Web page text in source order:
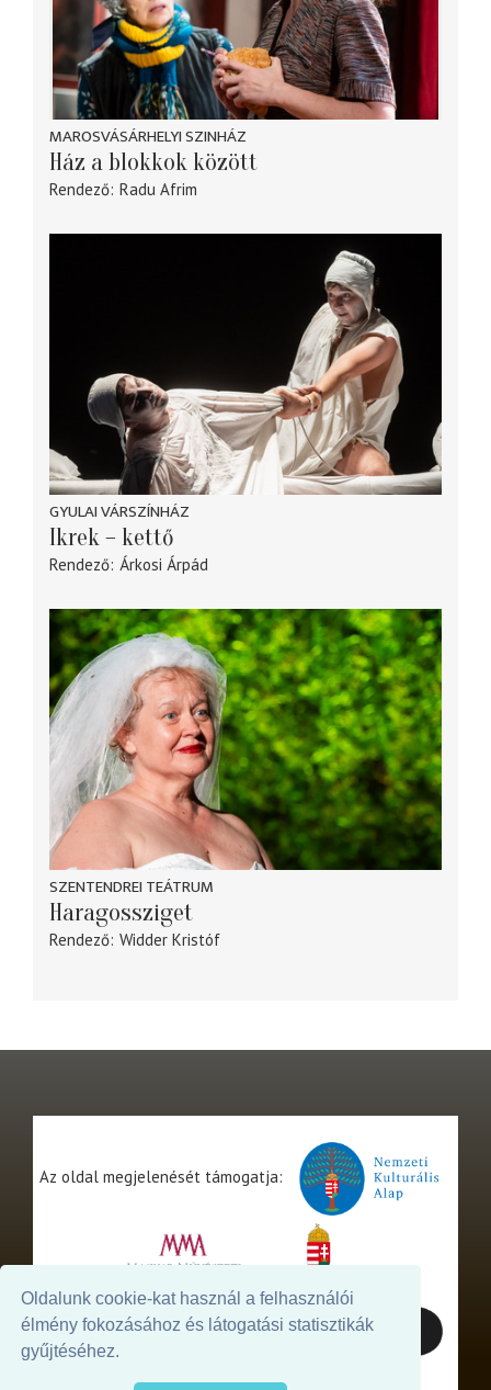
Oldalunk cookie-kat használ a felhasználói
élmény fokozásához és látogatási statisztikák
gyűjtéséhez.
MAROSVÁSÁRHELYI SZINHÁZ
Ház a blokkok között
Rendező Radu Afrim
GYULAI VÁRSZÍNHÁZ
Ikrek – kettő
Rendező Árkosi Árpád
SZENTENDREI TEÁTRUM
Haragossziget
Rendező Widder Kristóf
Az oldal megjelenését támogatja: